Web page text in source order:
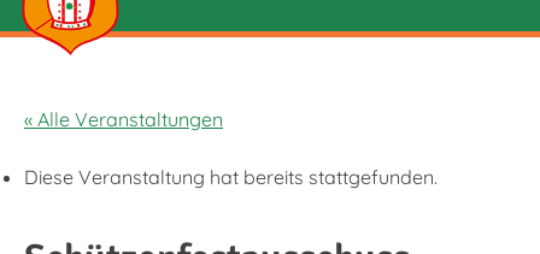
« Alle Veranstaltungen
Diese Veranstaltung hat bereits stattgefunden.